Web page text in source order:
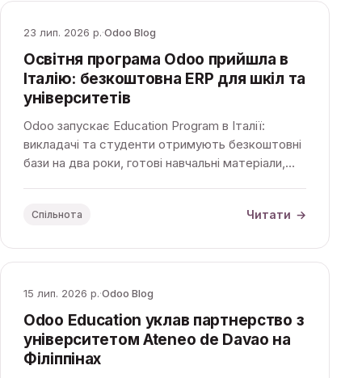
23 лип. 2026 р.·Odoo Blog
Освітня програма Odoo прийшла в
Італію: безкоштовна ERP для шкіл та
університетів
Odoo запускає Education Program в Італії:
викладачі та студенти отримують безкоштовні
бази на два роки, готові навчальні матеріали,
Спільнота Читати →
15 лип. 2026 р.·Odoo Blog
Odoo Education уклав партнерство з
університетом Ateneo de Davao на
Філіппінах